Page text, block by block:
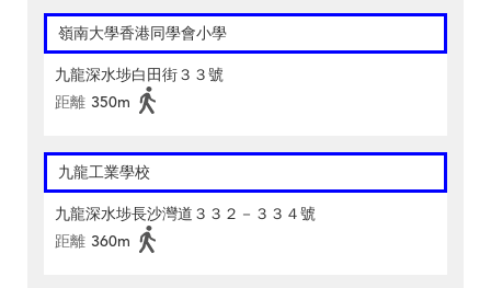
嶺南大學香港同學會小學
九龍深水埗白田街３３號
距離 350m
九龍工業學校
九龍深水埗長沙灣道３３２－３３４號
距離 360m